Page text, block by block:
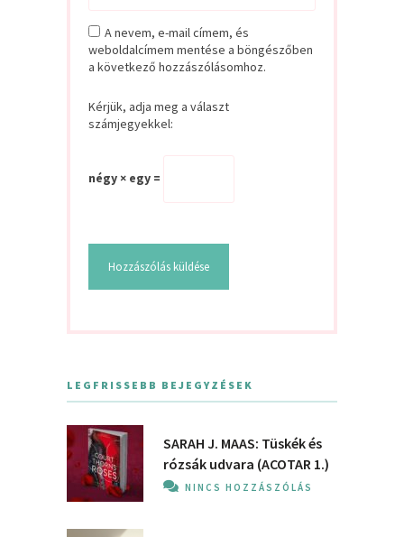
A nevem, e-mail címem, és
weboldalcímem mentése a böngészőben
a következő hozzászólásomhoz.
Kérjük, adja meg a választ
számjegyekkel:
négy × egy =
LEGFRISSEBB BEJEGYZÉSEK
SARAH J. MAAS: Tüskék és
rózsák udvara (ACOTAR 1.)
NINCS HOZZÁSZÓLÁS